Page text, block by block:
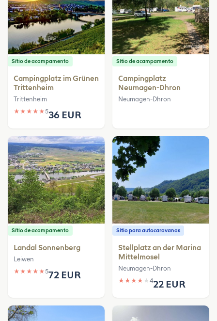
Sítio de acampamento
Campingplatz im Grünen
Trittenheim
Trittenheim
★ ★ ★ ★ ★536 EUR
Sítio de acampamento
Campingplatz
Neumagen-Dhron
Neumagen-Dhron
Sítio de acampamento
Landal Sonnenberg
Leiwen
★ ★ ★ ★ ★572 EUR
Sítio para autocaravanas
Stellplatz an der Marina
Mittelmosel
Neumagen-Dhron
★ ★ ★ ★ ★ 422 EUR